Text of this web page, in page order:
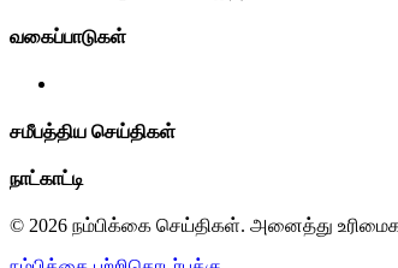
வகைப்பாடுகள்
சமீபத்திய செய்திகள்
நாட்காட்டி
© 2026 நம்பிக்கை செய்திகள். அனைத்து